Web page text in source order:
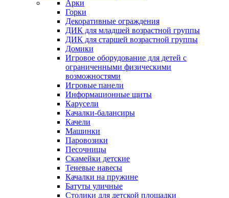
Арки
Горки
Декоративные ограждения
ДИК для младшей возрастной группы
ДИК для старшей возрастной группы
Домики
Игровое оборудование для детей с
ограниченными физическими
возможностями
Игровые панели
Информационные щиты
Карусели
Качалки-балансиры
Качели
Машинки
Паровозики
Песочницы
Скамейки детские
Теневые навесы
Качалки на пружине
Батуты уличные
Столики для детской площадки